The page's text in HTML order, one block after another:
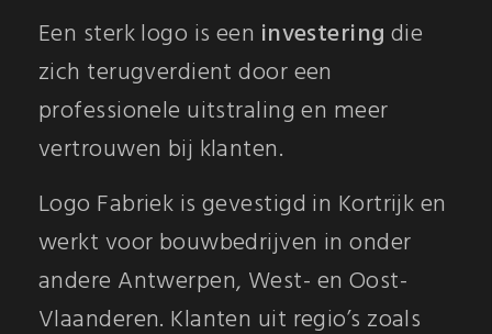
Een sterk logo is een investering die
zich terugverdient door een
professionele uitstraling en meer
vertrouwen bij klanten.
Logo Fabriek is gevestigd in Kortrijk en
werkt voor bouwbedrijven in onder
andere Antwerpen, West- en Oost-
Vlaanderen. Klanten uit regio’s zoals